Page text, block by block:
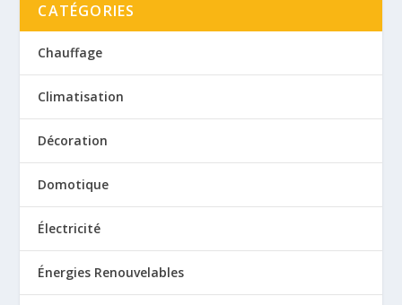
CATÉGORIES
Chauffage
Climatisation
Décoration
Domotique
Électricité
Énergies Renouvelables